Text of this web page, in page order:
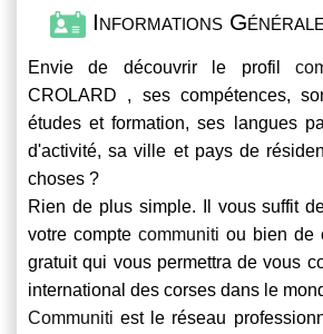
Informations
Envie de découvrir le profil
CROLARD , ses compétences,
études et formation, ses langues
d'activité, sa ville et pays de
choses ?
Rien de plus simple. Il vous suffit
votre compte communiti ou bien de
gratuit qui vous permettra de vous
international des corses dans le
Communiti est le réseau